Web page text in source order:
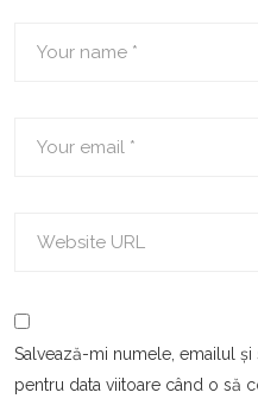
Salvează-mi numele, emailul
pentru data viitoare când o să